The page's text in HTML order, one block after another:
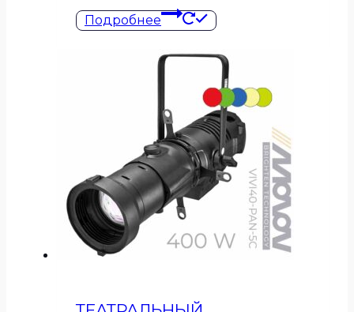
Подробнее